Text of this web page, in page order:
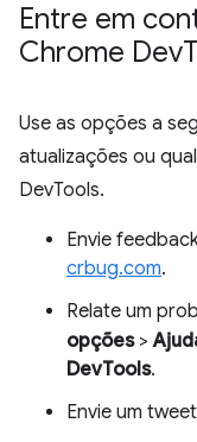
Entre em
Chrome Dev
Use as opções a
atualizações ou
DevTools.
Envie
crbug.com.
Relate um
opções>
DevTools.
Envie um